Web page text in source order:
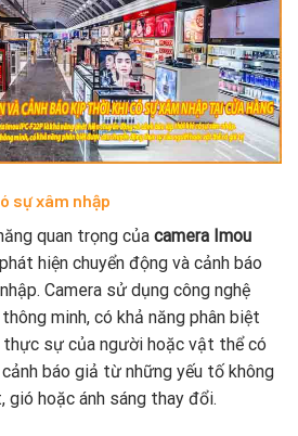
sự xâm nhập
quan trọng của camera Imou
hiện chuyển động và cảnh báo
Camera sử dụng công nghệ
minh, có khả năng phân biệt
sự của người hoặc vật thể có
báo giả từ những yếu tố không
gió hoặc ánh sáng thay đổi.